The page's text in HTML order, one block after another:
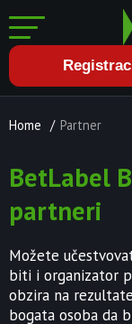
Home / Partner
BetLabel
partneri
Možete
biti i organizator
obzira na
bogata osoba da